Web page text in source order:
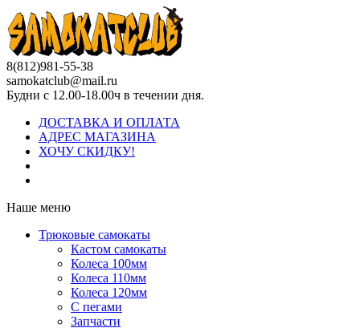
8(812)981-55-38
samokatclub@mail.ru
Будни с 12.00-18.00ч в течении дня.
ДОСТАВКА И ОПЛАТА
АДРЕС МАГАЗИНА
ХОЧУ СКИДКУ!
Наше меню
Трюковые самокаты
Кастом самокаты
Колеса 100мм
Колеса 110мм
Колеса 120мм
С пегами
Запчасти